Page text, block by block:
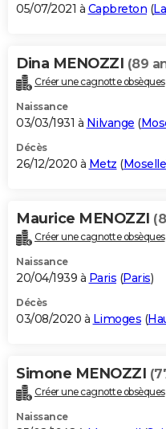
05/07/2021 à Capbreton (
Dina MENOZZI (89
Créer une cagnotte obsèques
Naissance
03/03/1931 à Nilvange (
Décès
26/12/2020 à Metz (Moselle
Maurice MENOZZI
Créer une cagnotte obsèques
Naissance
20/04/1939 à Paris (Paris)
Décès
03/08/2020 à Limoges (
Simone MENOZZI
Créer une cagnotte obsèques
Naissance